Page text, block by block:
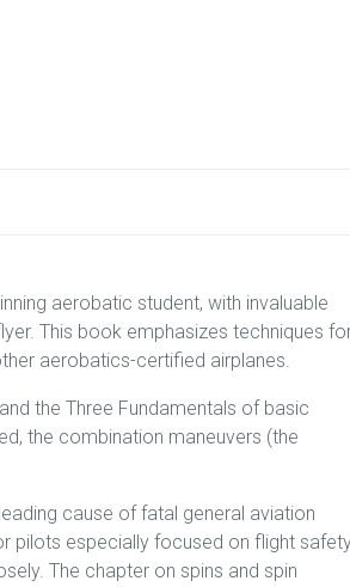
aerobatic student, with invaluable
This book emphasizes techniques
aerobatics-certified airplanes.
the Three Fundamentals of basic
the combination maneuvers (the
cause of fatal general aviation
pilots especially focused on flight
The chapter on spins and spin